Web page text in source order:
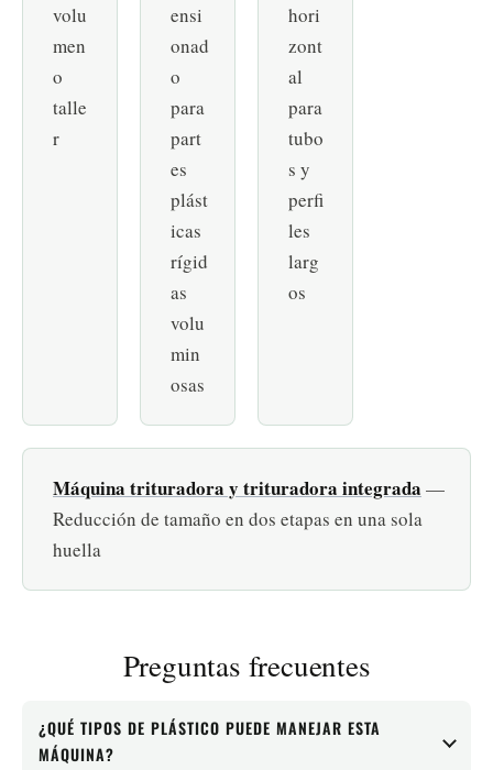
volu
men
o
talle
r
ensi
onad
o
para
part
es
plást
icas
rígid
as
volu
min
osas
hori
zont
al
para
tubo
s y
perfi
les
larg
os
Máquina trituradora y trituradora integrada —
Reducción de tamaño en dos etapas en una sola
huella
Preguntas frecuentes
¿QUÉ TIPOS DE PLÁSTICO PUEDE MANEJAR ESTA
MÁQUINA?